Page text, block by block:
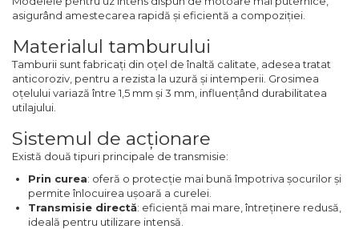
Schimbare Lichid Frana
Elastice
Intretinere & Cosmetica
auto
Scule pentru coloana de
Scule de Mana
Surubelnite
Scule Tamplarie
asigurând amestecarea rapidă și eficientă a compoziției.
Materialul tamburului
Tamburii sunt fabricați din oțel de înaltă calitate, adesea tratat
anticoroziv, pentru a rezista la uzură și intemperii. Grosimea
oțelului variază între 1,5 mm și 3 mm, influențând durabilitatea
utilajului.
Sistemul de acționare
Există două tipuri principale de transmisie:
Prin curea: oferă o protecție mai bună împotriva șocurilor și
permite înlocuirea ușoară a curelei.
Transmisie directă: eficiență mai mare, întreținere redusă,
ideală pentru utilizare intensă.